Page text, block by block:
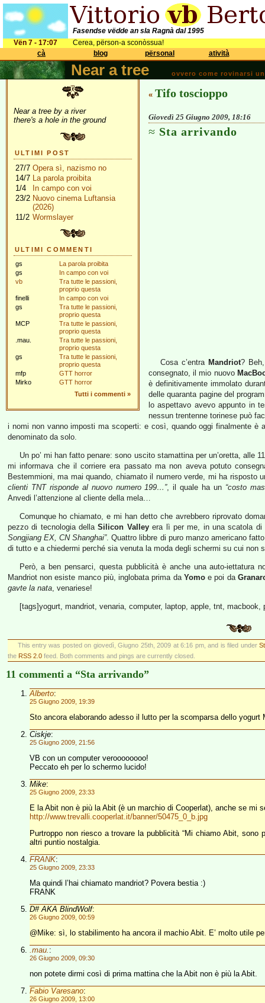
Fasendse vëdde an sla Ragnà dal 1995
Vën 7 - 17:07
Cerea, përson-a sconòssua!
cà
blog përsonal atività
Near a tree ovvero come rovinarsi
Near a tree by a river
there's a hole in the ground
ULTIMI POST
27/7 Opera sì, nazismo no
14/7 La parola proibita
1/4
In campo con voi
23/2 Nuovo cinema Luftansia
(2026)
11/2 Wormslayer
ULTIMI COMMENTI
gs
La parola proibita
gs
In campo con voi
vb
Tra tutte le passioni,
proprio questa
finelli
In campo con voi
gs
Tra tutte le passioni,
proprio questa
MCP
Tra tutte le passioni,
proprio questa
.mau.
Tra tutte le passioni,
proprio questa
gs
Tra tutte le passioni,
proprio questa
mfp
GTT horror
Mirko
GTT horror
Tutti i commenti »
« Tifo toscioppo
Giovedì 25 Giugno 2009, 18:16
Sta arrivando
Cosa c’entra Mandriot?
consegnato, il mio nuovo
è definitivamente immolato
delle quaranta pagine del
lo aspettavo avevo appunto in
nessun trentenne torinese può
i nomi non vanno imposti ma scoperti: e così, quando oggi finalmente
denominato da solo.
Un po’ mi han fatto penare: sono uscito stamattina per un’oretta, alle
mi informava che il corriere era passato ma non aveva potuto
Bestemmioni, ma mai quando, chiamato il numero verde, mi ha risposto
clienti TNT risponde al nuovo numero 199…”, il quale ha un “costo
Anvedi l’attenzione al cliente della mela…
Comunque ho chiamato, e mi han detto che avrebbero riprovato
pezzo di tecnologia dellaSilicon Valleyera lì per me, in una scatola di
Songjiang EX, CN Shanghai”. Quattro libbre di puro manzo americano
di tutto e a chiedermi perché sia venuta la moda degli schermi su cui non
Però, a ben pensarci, questa pubblicità è anche una auto-iettatura
Mandriot non esiste manco più, inglobata prima da Yomoe poi da
gavte la nata, venariese!
[tags]yogurt, mandriot, venaria, computer, laptop, apple, tnt, macbook,
This entry was posted on giovedì, Giugno 25th, 2009 at 6:16 pm, and is filed under
the RSS 2.0 feed. Both comments and pings are currently closed.
11 commenti a “Sta arrivando”
Alberto:
25 Giugno 2009, 19:39
Sto ancora elaborando adesso il lutto per la scomparsa dello
Ciskje:
25 Giugno 2009, 21:56
VB con un computer veroooooooo!
Peccato eh per lo schermo lucido!
Mike:
25 Giugno 2009, 23:33
E la Abit non è più la Abit (è un marchio di Cooperlat), anche se mi
http://www.trevalli.cooperlat.it/banner/50475_0_b.jpg
Purtroppo non riesco a trovare la pubblicità “Mi chiamo Abit,
altri puntio nostalgia.
FRANK:
25 Giugno 2009, 23:33
Ma quindi l’hai chiamato mandriot? Povera bestia :)
FRANK
D# AKA BlindWolf:
26 Giugno 2009, 00:59
@Mike: sì, lo stabilimento ha ancora il machio Abit. E’ molto utile
.mau. :
26 Giugno 2009, 09:30
non potete dirmi così di prima mattina che la Abit non è più la Abit.
Fabio Varesano:
26 Giugno 2009, 13:00